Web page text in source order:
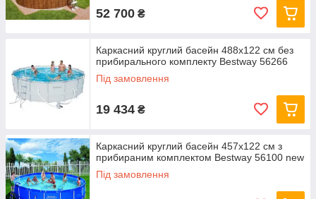
52 700 ₴
Каркасний круглий басейн 488x122 см без
прибирального комплекту Bestway 56266
Під замовлення
19 434 ₴
Каркасний круглий басейн 457x122 см з
прибираним комплектом Bestway 56100 new
Під замовлення